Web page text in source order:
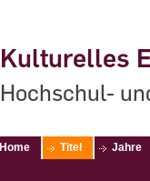
Kulturelles
Hochschul-
Home Titel Jahre